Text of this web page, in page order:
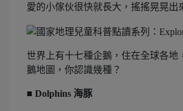
愛的小傢伙很快就長大，搖搖晃晃出
世界上有十七種企鵝，住在全球各地
鵝地圖，你認識幾種？
■ Dolphins 海豚